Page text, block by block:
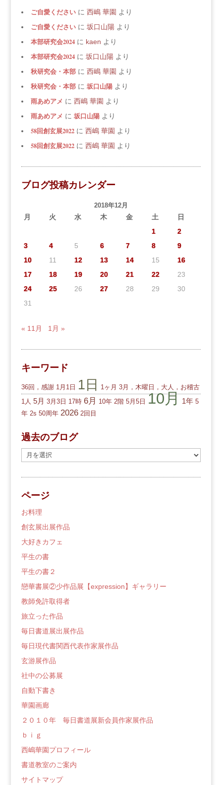
ご自愛くださいに 西嶋 華園 より
ご自愛くださいに 坂口山陽より
本部研究会2024に kaen より
本部研究会2024に 坂口山陽より
秋研究会・本部に 西嶋 華園 より
秋研究会・本部に 坂口山陽より
雨あめアメ に 西嶋 華園 より
雨あめアメ に 坂口山陽より
58回創玄展2022に 西嶋 華園 より
58回創玄展2022に 西嶋 華園 より
ブログ投稿カレンダー
2018年12月
月 火 水 木 金 土
日
1
2
3
4 5 6 7 8
9
10
11 12 13 14 15
16
17
18 19 20 21 22
23
24
25 26 27 28 29
30
31
« 11月 1月 »
キーワード
36回，感謝 1月1日 1日 1ヶ月 3月，木曜日，大人，お稽古
1人 5月 3月3日 17時 6月 10年 2階 5月5日 10月 1年 5
年 2s 50周年 2026 2回目
過去のブログ
去
の
ロ
グ
ページ
お料理
創玄展出展作品
大好きカフェ
平生の書
平生の書２
戀華書展②少作品展【expression】ギャラリー
教師免許取得者
旅立った作品
毎日書道展出展作品
毎日現代書関西代表作家展作品
玄游展作品
社中の公募展
自動下書き
華園画廊
２０１０年 毎日書道展新会員作家展作品
ｂｉｇ
西嶋華園プロフィール
書道教室のご案内
サイトマップ